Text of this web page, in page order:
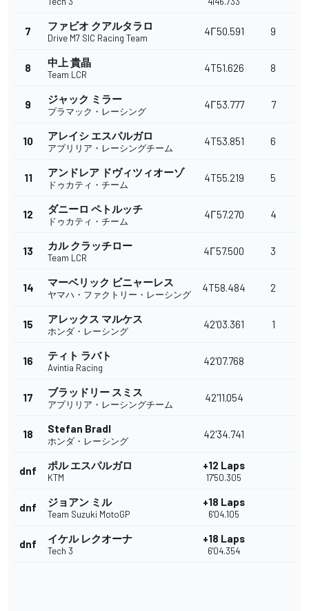
7 ファビオ クアルタラロ
Drive M7 SIC Racing Team
4Г50.591 9
8 中上 貴晶
Team LCR
4T51.626 8
9 ジャック ミラー
プラマック・レーシング
4Г53.777 7
10 アレイシ エスパルガロ
アプリリア・レーシングチーム
4T53.851 6
11 アンドレア ドヴィツィオーゾ
ドゥカティ・チーム
4T55.219 5
12 ダニーロ ペトルッチ
ドゥカティ・チーム
4Г57.270 4
13 カル クラッチロー
Team LCR
4Г57.500 3
14 マーベリック ビニャーレス
ヤマハ・ファクトリー・レーシング
4T58.484 2
15 アレックス マルケス
ホンダ・レーシング
42'03.361 1
16 ティト ラバト
Avintia Racing
42'07.768
17 ブラッドリー スミス
アプリリア・レーシングチーム
42'11.054
18 Stefan Bradl
ホンダ・レーシング
42'34.741
dnf ポル エスパルガロ
KTM
+12 Laps
17'50.305
dnf ジョアン ミル
Team Suzuki MotoGP
+18 Laps
6'04.105
dnf イケル レクオーナ
Tech 3
+18 Laps
6'04.354